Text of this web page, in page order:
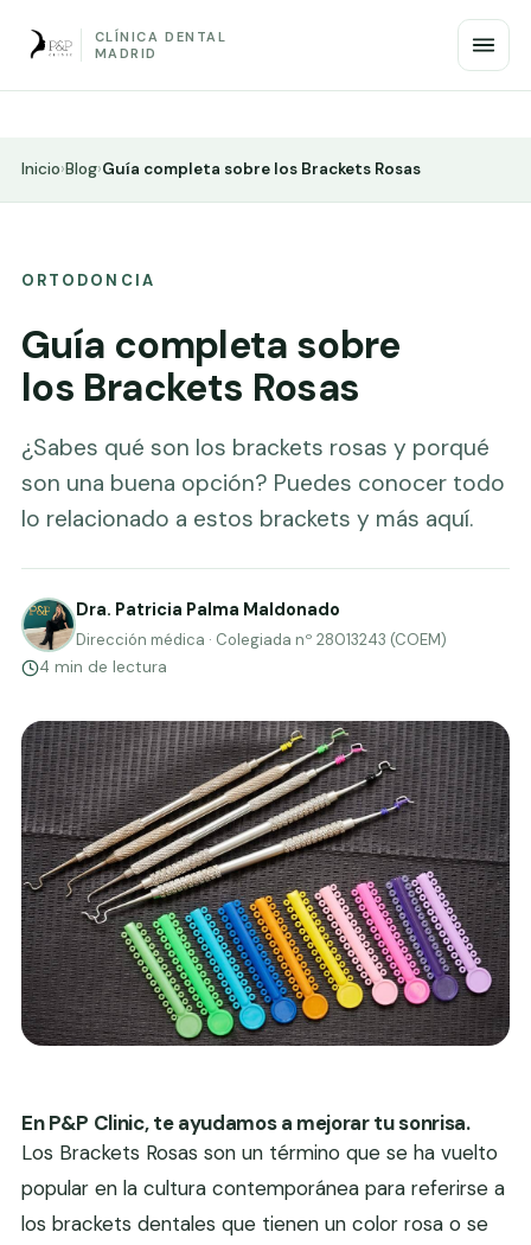
CLÍNICA DENTAL
MADRID
Inicio›Blog›Guía completa sobre los Brackets Rosas
ORTODONCIA
Guía completa sobre
los Brackets Rosas
¿Sabes qué son los brackets rosas y porqué
son una buena opción? Puedes conocer todo
lo relacionado a estos brackets y más aquí.
Dra. Patricia Palma Maldonado
Dirección médica · Colegiada nº 28013243 (COEM)
4 min de lectura
En P&P Clinic, te ayudamos a mejorar tu sonrisa.
Los Brackets Rosas son un término que se ha vuelto
popular en la cultura contemporánea para referirse a
los brackets dentales que tienen un color rosa o se